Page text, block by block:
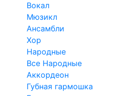
Вокал
Мюзикл
Ансамбли
Хор
Народные
Все Народные
Аккордеон
Губная гармошка